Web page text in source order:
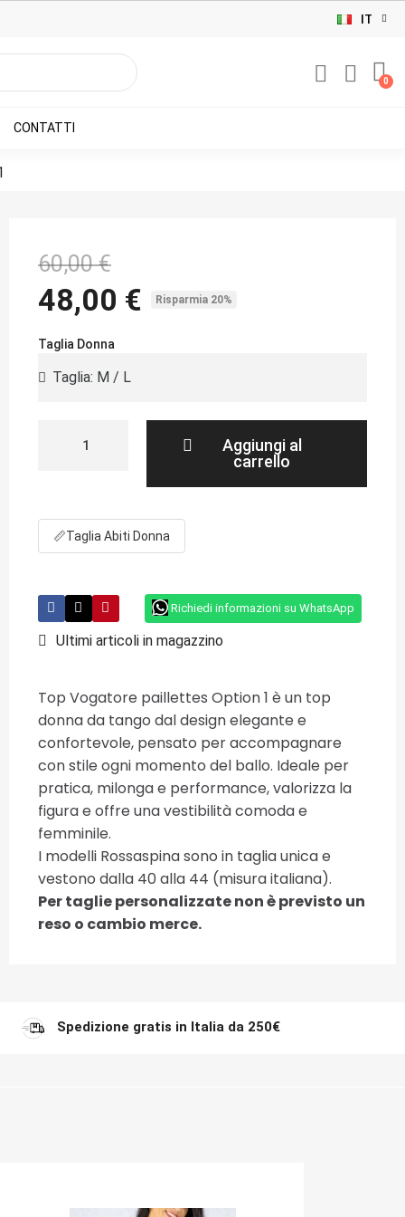
IT
CONTATTI
60,00 €
48,00 € Risparmia 20%
Taglia Donna
Aggiungi al
carrello
📏Taglia Abiti Donna
Richiedi informazioni su WhatsApp
Ultimi articoli in magazzino
Top Vogatore paillettes Option 1 è un top
donna da tango dal design elegante e
confortevole, pensato per accompagnare
con stile ogni momento del ballo. Ideale per
pratica, milonga e performance, valorizza la
figura e offre una vestibilità comoda e
femminile.
I modelli Rossaspina sono in taglia unica e
vestono dalla 40 alla 44 (misura italiana).
Per taglie personalizzate non è previsto un
reso o cambio merce.
Spedizione gratis in Italia da 250€